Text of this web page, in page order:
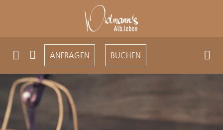
ANFRAGEN BUCHEN